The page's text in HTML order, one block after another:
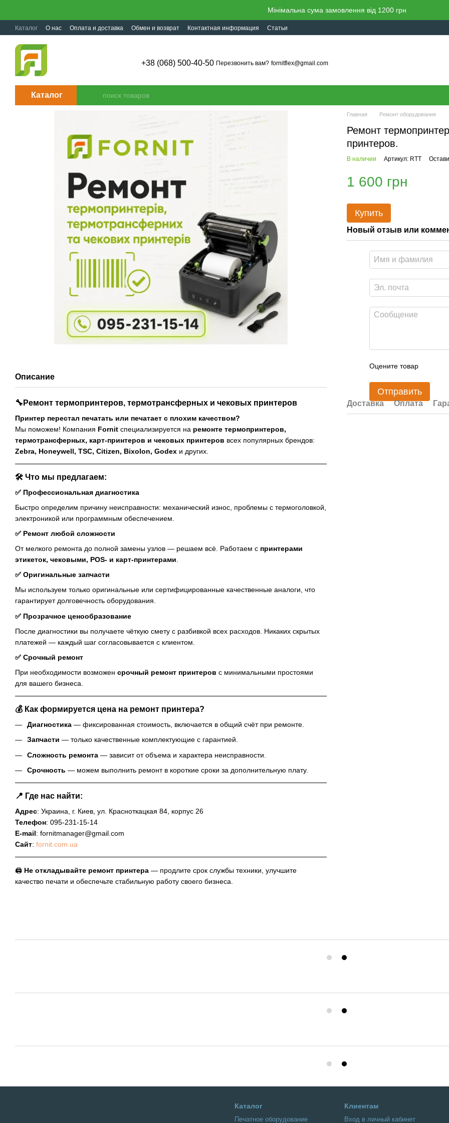
Мінімальна сума замовлення від 1200 грн
Каталог О нас Оплата и доставка Обмен и возврат Контактная информация Статьи
+38 (068) 500-40-50 Перезвонить вам? fornitflex@gmail.com
Каталог
Описание
🔧Ремонт термопринтеров, термотрансферных и чековых принтеров
Принтер перестал печатать или печатает с плохим качеством?
Мы поможем! Компания Fornit специализируется на ремонте термопринтеров,
термотрансферных, карт-принтеров и чековых принтеров всех популярных брендов:
Zebra, Honeywell, TSC, Citizen, Bixolon, Godex и других.
🛠️ Что мы предлагаем:
✅ Профессиональная диагностика
Быстро определим причину неисправности: механический износ, проблемы с термоголовкой,
электроникой или программным обеспечением.
✅ Ремонт любой сложности
От мелкого ремонта до полной замены узлов — решаем всё. Работаем с принтерами
этикеток, чековыми, POS- и карт-принтерами
✅ Оригинальные запчасти
Мы используем только оригинальные или сертифицированные качественные аналоги, что
гарантирует долговечность оборудования.
✅ Прозрачное ценообразование
После диагностики вы получаете чёткую смету с разбивкой всех расходов. Никаких скрытых
платежей — каждый шаг согласовывается с клиентом.
✅ Срочный ремонт
При необходимости возможен срочный ремонт принтеров с минимальными простоями
для вашего бизнеса.
💰 Как формируется цена на ремонт принтера?
Диагностика — фиксированная стоимость, включается в общий счёт при ремонте.
Запчасти — только качественные комплектующие с гарантией.
Сложность ремонта — зависит от объема и характера неисправности.
Срочность — можем выполнить ремонт в короткие сроки за дополнительную плату.
📍 Где нас найти:
Адрес: Украина, г. Киев, ул. Красноткацкая 84, корпус 26
Телефон: 095-231-15-14
E-mail: fornitmanager@gmail.com
Сайт: fornit.com.ua
🖨️ Не откладывайте ремонт принтера — продлите срок службы техники, улучшите
качество печати и обеспечьте стабильную работу своего бизнеса.
Главная Ремонт оборудования
Ремонт
принтеров.
В наличии Артикул: RTT
1 600 грн
Купить
Новый отзыв или
Оцените товар
Отправить
Доставка Оплата
Каталог
Печатное оборудование
Клиентам
Вход в личный кабинет